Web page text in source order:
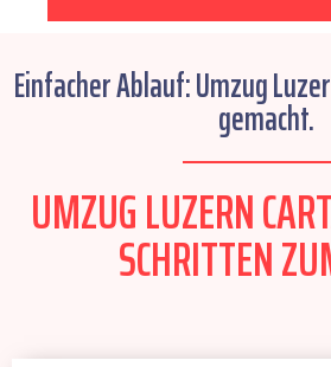
Einfacher Ablauf: Umzug
gemacht.
UMZUG LUZERN
SCHRITTEN